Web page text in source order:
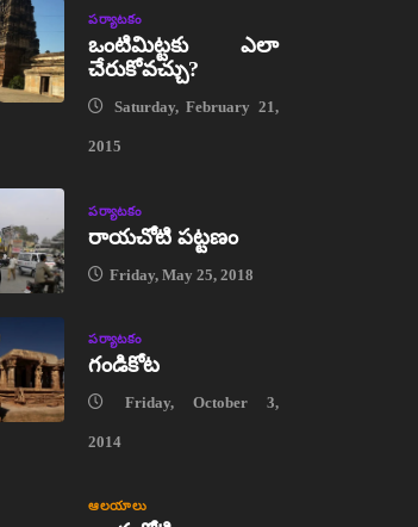
పర్యాటకం
ఒంటిమిట్టకు ఎలా
చేరుకోవచ్చు?
Saturday, February 21,
2015
పర్యాటకం
రాయచోటి పట్టణం
Friday, May 25, 2018
పర్యాటకం
గండికోట
Friday, October 3,
2014
ఆలయాలు